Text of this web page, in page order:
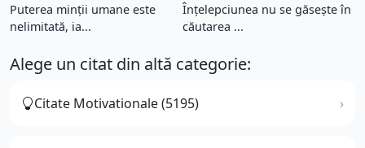
Puterea minții umane este
nelimitată, ia...
Înțelepciunea nu se găsește în
căutarea ...
Alege un citat din altă categorie:
Citate Motivationale (5195)